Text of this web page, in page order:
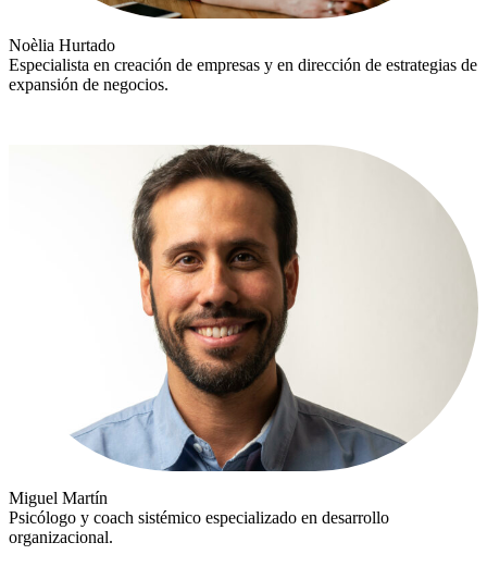
Noèlia Hurtado
Especialista en creación de empresas y en dirección de estrategias de
expansión de negocios.
Miguel Martín
Psicólogo y coach sistémico especializado en desarrollo
organizacional.